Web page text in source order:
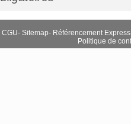
CGU- Sitemap- Référencement Express
Politique de